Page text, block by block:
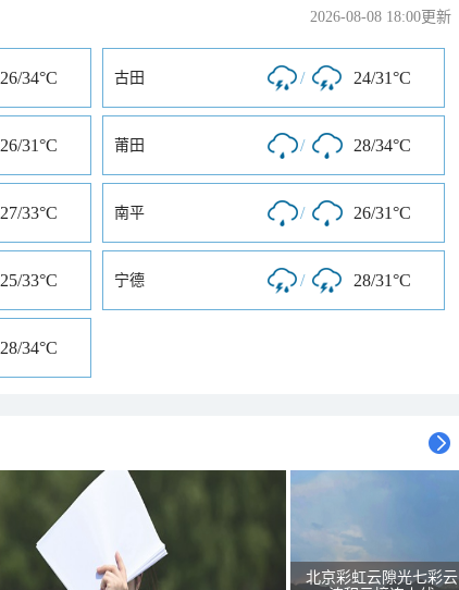
2026-08-08 18:00更新
26/34°C 古田 / 24/31°C
26/31°C 莆田 / 28/34°C
27/33°C 南平 / 26/31°C
25/33°C 宁德 / 28/31°C
28/34°C
北京彩虹云隙光七彩云